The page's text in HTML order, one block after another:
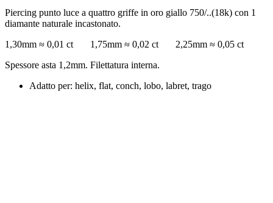
Piercing punto luce a quattro griffe in oro giallo 750/..(18k) con 1
diamante naturale incastonato.
1,30mm ≈ 0,01 ct 1,75mm ≈ 0,02 ct 2,25mm ≈ 0,05 ct
Spessore asta 1,2mm. Filettatura interna.
Adatto per: helix, flat, conch, lobo, labret, trago